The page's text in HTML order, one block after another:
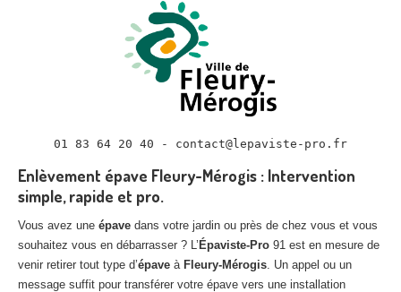
01 83 64 20 40 - contact@lepaviste-pro.fr
Enlèvement épave Fleury-Mérogis : Intervention
simple, rapide et pro.
Vous avez une épave dans votre jardin ou près de chez vous et vous
souhaitez vous en débarrasser ? L’ Épaviste-Pro 91 est en mesure de
venir retirer tout type d’épave à Fleury-Mérogis. Un appel ou un
message suffit pour transférer votre épave vers une installation